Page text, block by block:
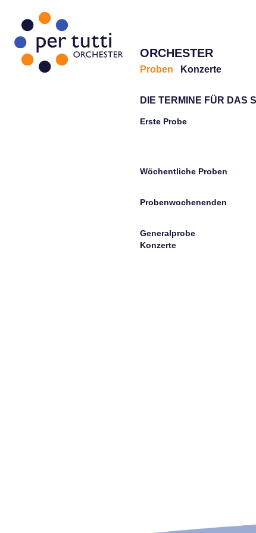
ORCHESTER
Proben Konzerte
DIE TERMINE FÜR DAS
Erste Probe
Wöchentliche Proben
Probenwochenenden
Generalprobe
Konzerte